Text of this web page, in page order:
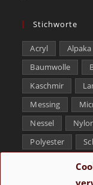
Stichworte
Acryl Alpaka
Baumwolle
Kaschmir
Messing
Nessel
Polyester
Yak